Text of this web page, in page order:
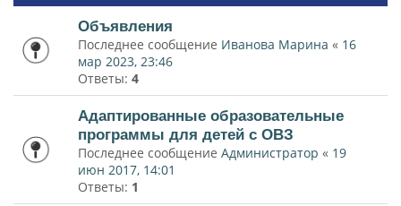
Объявления
Последнее сообщение Иванова Марина « 16
мар 2023, 23:46
Ответы: 4
Адаптированные образовательные
программы для детей с ОВЗ
Последнее сообщение Администратор « 19
июн 2017, 14:01
Ответы: 1